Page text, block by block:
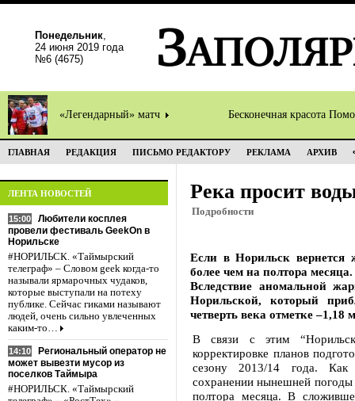
Понедельник,
24 июня 2019 года
№6 (4675)
«Легендарный» матч Бесконечная красота
ГЛАВНАЯ РЕДАКЦИЯ ПИСЬМО РЕДАКТОРУ РЕКЛАМА АРХИВ
ЛЕНТА НОВОСТЕЙ
15:00
Любители косплея
провели фестиваль GeekOn в
Норильске
#НОРИЛЬСК. «Таймырский
телеграф» – Словом geek когда-то
называли ярмарочных чудаков,
которые выступали на потеху
публике. Сейчас гиками называют
людей, очень сильно увлеченных
каким-то…
14:10
Региональный оператор не
может вывезти мусор из
поселков Таймыра
#НОРИЛЬСК. «Таймырский
Река просит
Подробности
Если в Норильск вернется
более чем на полтора месяца.
Вследствие аномальной
Норильской, который
четверть века отметке –1,18
В связи с этим
корректировке планов
сезону 2013/14 года. Как
сохранении нынешней погоды
полтора месяца. В